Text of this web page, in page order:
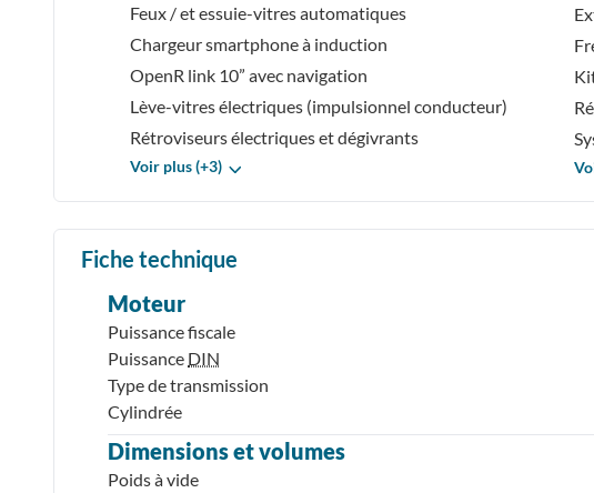
Feux / et essuie-vitres automatiques
Chargeur smartphone à induction
OpenR link 10” avec navigation
Lève-vitres électriques (impulsionnel conducteur)
Rétroviseurs électriques et dégivrants
Voir plus (+3)
Fiche technique
Moteur
Puissance fiscale
Puissance DIN
Type de transmission
Cylindrée
Dimensions et volumes
Poids à vide